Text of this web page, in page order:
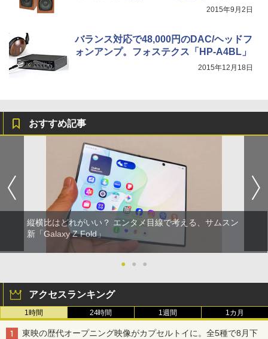
2015年9月2日
バランス対応で48,000円のDAC/ヘッドフ
ォンアンプ。フォステクス「HP-A4BL」
2015年12月18日
おすすめ記事
縦横比はどれがいい？ エンタメ目線で考える、サムスン
新「Galaxy Z Fold」
● ● ●
アクセスランキング
1時間 24時間 1週間 1カ月
東映の歴代オープニング映像がカプセルトイに。全5種で8月下